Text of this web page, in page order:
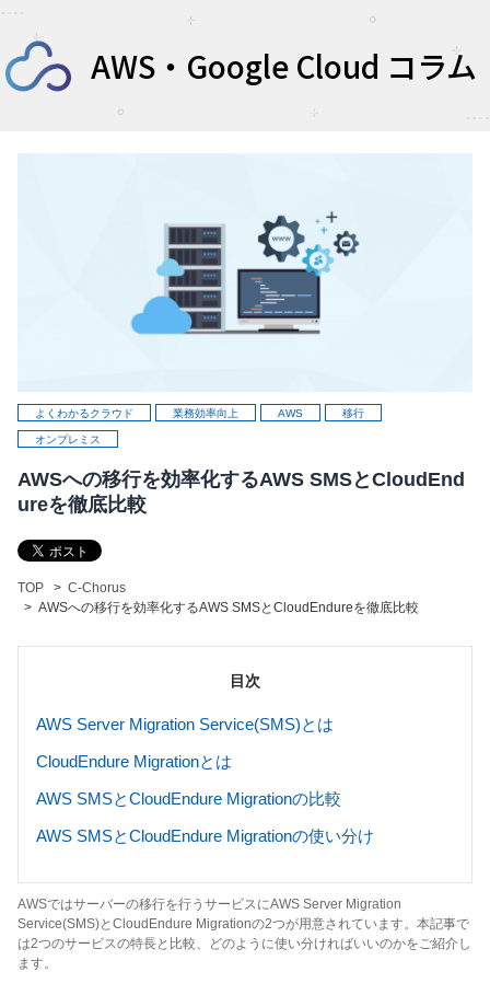
AWS・Google Cloud コラム
よくわかるクラウド 業務効率向上 AWS 移行
オンプレミス
AWSへの移行を効率化するAWS SMSとCloudEnd
ureを徹底比較
TOP
C-Chorus
AWSへの移行を効率化するAWS SMSとCloudEndureを徹底比較
目次
AWS Server Migration Service(SMS)とは
CloudEndure Migrationとは
AWS SMSとCloudEndure Migrationの比較
AWS SMSとCloudEndure Migrationの使い分け
AWSではサーバーの移行を行うサービスにAWS Server Migration
Service(SMS)とCloudEndure Migrationの2つが用意されています。本記事で
は2つのサービスの特長と比較、どのように使い分ければいいのかをご紹介し
ます。